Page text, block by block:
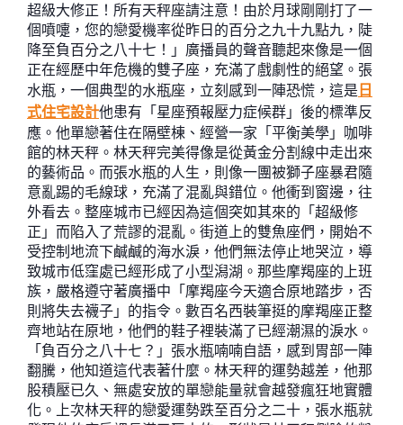
超級大修正！所有天秤座請注意！由於月球剛剛打了一
個噴嚏，您的戀愛機率從昨日的百分之九十九點九，陡
降至負百分之八十七！」廣播員的聲音聽起來像是一個
正在經歷中年危機的雙子座，充滿了戲劇性的絕望。張
水瓶，一個典型的水瓶座，立刻感到一陣恐慌，這是 日
式住宅設計他患有「星座預報壓力症候群」後的標準反
應。他單戀著住在隔壁棟、經營一家「平衡美學」咖啡
館的林天秤。林天秤完美得像是從黃金分割線中走出來
的藝術品。而張水瓶的人生，則像一團被獅子座暴君隨
意亂踢的毛線球，充滿了混亂與錯位。他衝到窗邊，往
外看去。整座城市已經因為這個突如其來的「超級修
正」而陷入了荒謬的混亂。街道上的雙魚座們，開始不
受控制地流下鹹鹹的海水淚，他們無法停止地哭泣，導
致城市低窪處已經形成了小型潟湖。那些摩羯座的上班
族，嚴格遵守著廣播中「摩羯座今天適合原地踏步，否
則將失去襪子」的指令。數百名西裝筆挺的摩羯座正整
齊地站在原地，他們的鞋子裡裝滿了已經潮濕的淚水。
「負百分之八十七？」張水瓶喃喃自語，感到胃部一陣
翻騰，他知道這代表著什麼。林天秤的運勢越差，他那
股積壓已久、無處安放的單戀能量就會越發瘋狂地實體
化。上次林天秤的戀愛運勢跌至百分之二十，張水瓶就